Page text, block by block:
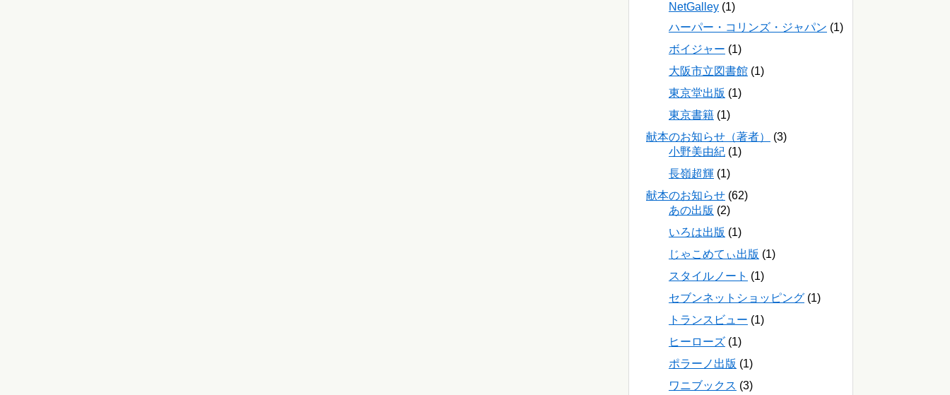
NetGalley (1)
ハーパー・コリンズ・ジャパン (1)
ボイジャー (1)
大阪市立図書館 (1)
東京堂出版 (1)
東京書籍 (1)
献本のお知らせ（著者）
(3)
小野美由紀 (1)
長嶺超輝 (1)
献本のお知らせ (62)
あの出版 (2)
いろは出版 (1)
じゃこめてぃ出版 (1)
スタイルノート (1)
セブンネットショッピング (1)
トランスビュー (1)
ヒーローズ (1)
ポラーノ出版 (1)
ワニブックス (3)